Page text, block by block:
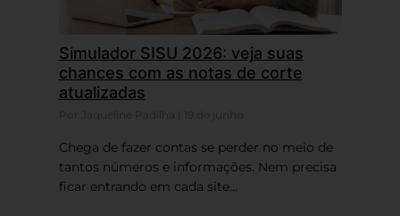
Simulador SISU 2026: veja suas
chances com as notas de corte
atualizadas
Chega de fazer contas se perder no meio de
tantos números e informações. Nem precisa
ficar entrando em cada site...